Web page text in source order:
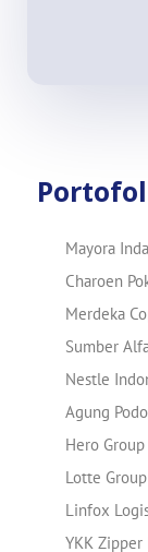
Mayora
Charoen
Merdeka
Sumber
Nestle
Agung
Hero Group
Lotte Group
Linfox
YKK Zipper